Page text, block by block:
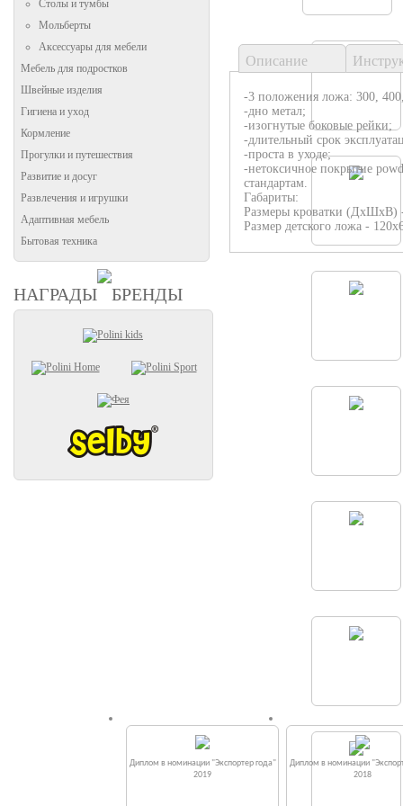
Столы и тумбы
Мольберты
Аксессуары для мебели
Мебель для подростков
Швейные изделия
Гигиена и уход
Кормление
Прогулки и путешествия
Развитие и досуг
Развлечения и игрушки
Адаптивная мебель
Бытовая техника
НАГРАДЫ БРЕНДЫ
Описание
-3 положения ложа: 300,
-дно метал;
-изогнутые боковые рейки;
-длительный срок
-проста в уходе;
-нетоксичное покрытие
стандартам.
Габариты:
Размеры кроватки (ДхШхВ)
Размер детского ложа -
Диплом в номинации "Экспортер года"
2019
Диплом в номинации
2018